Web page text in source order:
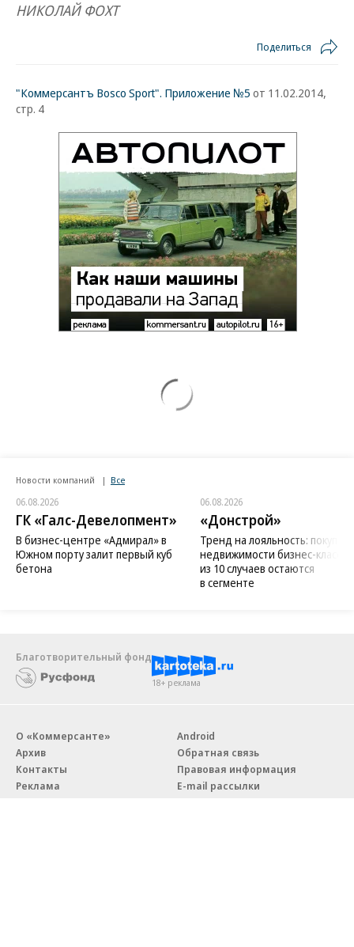
НИКОЛАЙ ФОХТ
Поделиться
"Коммерсантъ Bosco Sport". Приложение №5 от 11.02.2014,
стр. 4
Новости компаний Все
06.08.2026
ГК «Галс-Девелопмент»
В бизнес-центре «Адмирал» в
Южном порту залит первый куб
бетона
06.08.2026
«Донстрой»
Тренд на лояльность:
недвижимости бизнес-класса
из 10 случаев остаются
в сегменте
Благотворительный фонд
18+ реклама
О «Коммерсанте»
Архив
Контакты
Реклама
Android
Обратная связь
Правовая информация
E-mail рассылки